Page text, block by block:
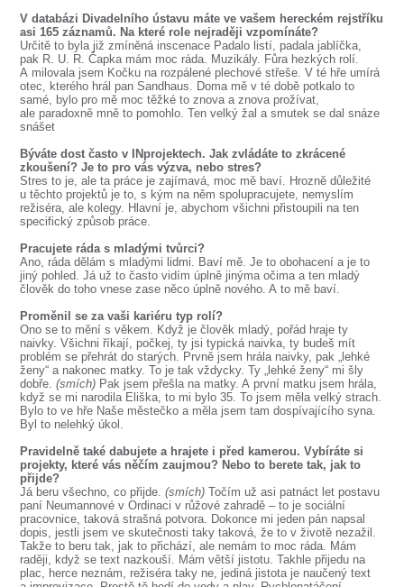
V databázi Divadelního ústavu máte ve vašem hereckém rejstříku
asi 165 záznamů. Na které role nejraději vzpomínáte?
Určitě to byla již zmíněná inscenace Padalo listí, padala jablíčka,
pak R. U. R. Čapka mám moc ráda. Muzikály. Fůra hezkých rolí.
A milovala jsem Kočku na rozpálené plechové střeše. V té hře umírá
otec, kterého hrál pan Sandhaus. Doma mě v té době potkalo to
samé, bylo pro mě moc těžké to znova a znova prožívat,
ale paradoxně mně to pomohlo. Ten velký žal a smutek se dal snáze
snášet
Býváte dost často v INprojektech. Jak zvládáte to zkrácené
zkoušení? Je to pro vás výzva, nebo stres?
Stres to je, ale ta práce je zajímavá, moc mě baví. Hrozně důležité
u těchto projektů je to, s kým na něm spolupracujete, nemyslím
režiséra, ale kolegy. Hlavní je, abychom všichni přistoupili na ten
specifický způsob práce.
Pracujete ráda s mladými tvůrci?
Ano, ráda dělám s mladými lidmi. Baví mě. Je to obohacení a je to
jiný pohled. Já už to často vidím úplně jinýma očima a ten mladý
člověk do toho vnese zase něco úplně nového. A to mě baví.
Proměnil se za vaši kariéru typ rolí?
Ono se to mění s věkem. Když je člověk mladý, pořád hraje ty
naivky. Všichni říkají, počkej, ty jsi typická naivka, ty budeš mít
problém se přehrát do starých. Prvně jsem hrála naivky, pak „lehké
ženy“ a nakonec matky. To je tak vždycky. Ty „lehké ženy“ mi šly
dobře.(smích) Pak jsem přešla na matky. A první matku jsem hrála,
když se mi narodila Eliška, to mi bylo 35. To jsem měla velký strach.
Bylo to ve hře Naše městečko a měla jsem tam dospívajícího syna.
Byl to nelehký úkol.
Pravidelně také dabujete a hrajete i před kamerou. Vybíráte si
projekty, které vás něčím zaujmou? Nebo to berete tak, jak to
přijde?
Já beru všechno, co přijde.(smích)Točím už asi patnáct let postavu
paní Neumannové v Ordinaci v růžové zahradě – to je sociální
pracovnice, taková strašná potvora. Dokonce mi jeden pán napsal
dopis, jestli jsem ve skutečnosti taky taková, že to v životě nezažil.
Takže to beru tak, jak to přichází, ale nemám to moc ráda. Mám
raději, když se text nazkouší. Mám větší jistotu. Takhle přijedu na
plac, herce neznám, režiséra taky ne, jediná jistota je naučený text